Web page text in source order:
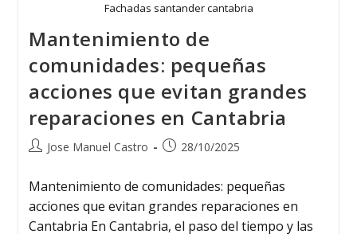
Fachadas santander cantabria
Mantenimiento de
comunidades: pequeñas
acciones que evitan grandes
reparaciones en Cantabria
Jose Manuel Castro 28/10/2025
Mantenimiento de comunidades: pequeñas
acciones que evitan grandes reparaciones en
Cantabria En Cantabria, el paso del tiempo y las